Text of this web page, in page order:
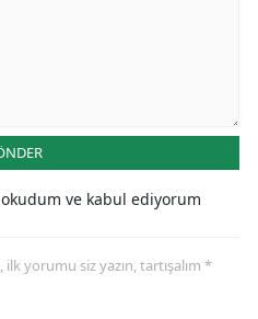
okudum ve kabul ediyorum
yorumu siz yazın, tartışalım *